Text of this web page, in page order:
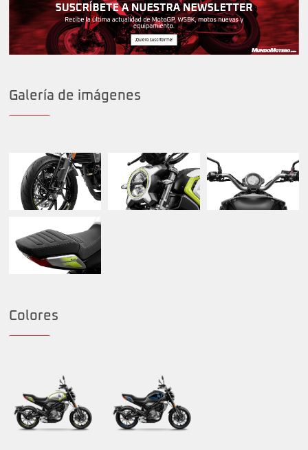
Galería de imágenes
Colores